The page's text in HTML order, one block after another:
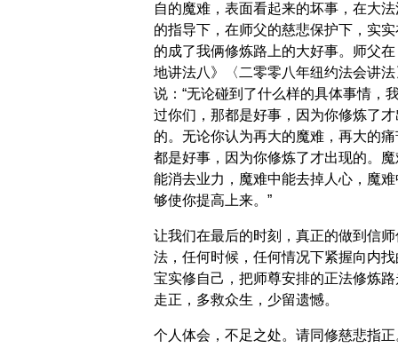
自的魔难，表面看起来的坏事，在大
的指导下，在师父的慈悲保护下，实实
的成了我俩修炼路上的大好事。师父在
地讲法八》〈二零零八年纽约法会讲法
说：“无论碰到了什么样的具体事情，
过你们，那都是好事，因为你修炼了才
的。无论你认为再大的魔难，再大的痛
都是好事，因为你修炼了才出现的。魔
能消去业力，魔难中能去掉人心，魔难
够使你提高上来。”
让我们在最后的时刻，真正的做到信师
法，任何时候，任何情况下紧握向内找
宝实修自己，把师尊安排的正法修炼路
走正，多救众生，少留遗憾。
个人体会，不足之处。请同修慈悲指正